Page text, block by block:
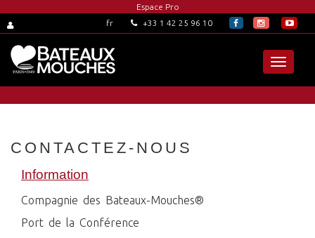
Espace Pro
fr
+33 1 42 25 96 10
Toggle
CONTACTEZ-NOUS
Information
Compagnie des Bateaux-Mouches®
Port de la Conférence